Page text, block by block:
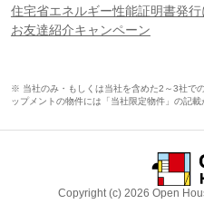
住宅省エネルギー性能証明書発行
お友達紹介キャンペーン
※ 当社のみ・もしくは当社を含めた2～3社で
ップメントの物件には「当社限定物件」の記載
Copyright (c) 2026 Open